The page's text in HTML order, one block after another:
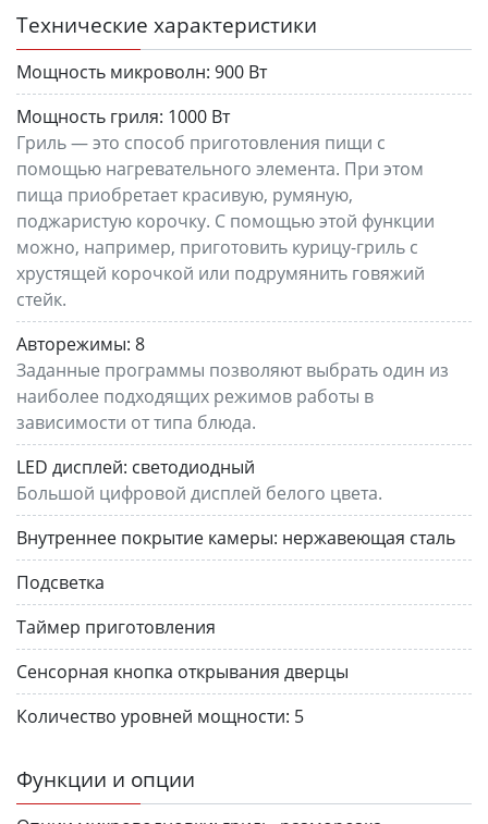
Технические характеристики
Мощность микроволн: 900 Вт
Мощность гриля: 1000 Вт
Гриль — это способ приготовления пищи с
помощью нагревательного элемента. При этом
пища приобретает красивую, румяную,
поджаристую корочку. С помощью этой функции
можно, например, приготовить курицу-гриль с
хрустящей корочкой или подрумянить говяжий
стейк.
Авторежимы: 8
Заданные программы позволяют выбрать один из
наиболее подходящих режимов работы в
зависимости от типа блюда.
LED дисплей: светодиодный
Большой цифровой дисплей белого цвета.
Внутреннее покрытие камеры: нержавеющая сталь
Подсветка
Таймер приготовления
Сенсорная кнопка открывания дверцы
Количество уровней мощности: 5
Функции и опции